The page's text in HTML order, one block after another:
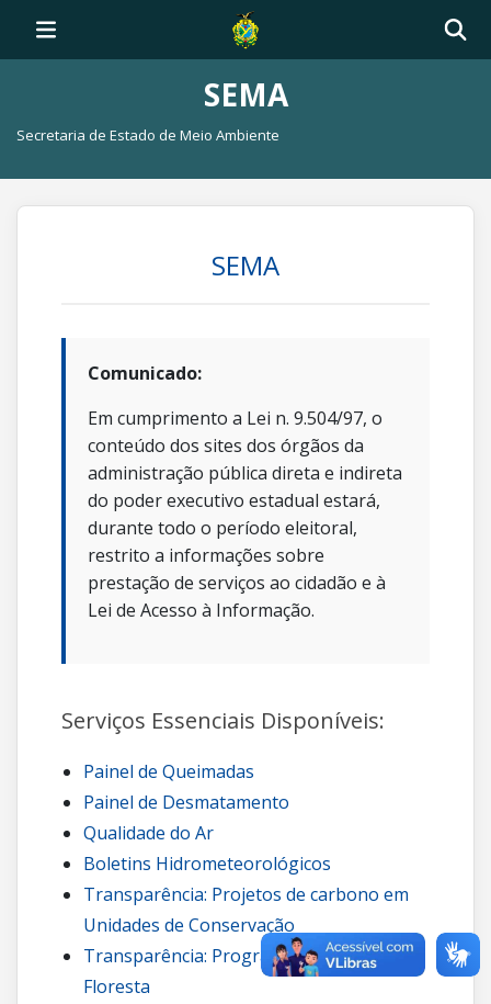
SEMA
Secretaria de Estado de Meio Ambiente
SEMA
Comunicado:
Em cumprimento a Lei n. 9.504/97, o
conteúdo dos sites dos órgãos da
administração pública direta e indireta
do poder executivo estadual estará,
durante todo o período eleitoral,
restrito a informações sobre
prestação de serviços ao cidadão e à
Lei de Acesso à Informação.
Serviços Essenciais Disponíveis:
Painel de Queimadas
Painel de Desmatamento
Qualidade do Ar
Boletins Hidrometeorológicos
Transparência: Projetos de carbono em
Unidades de Conservação
Transparência: Programa Guardiões da
Floresta